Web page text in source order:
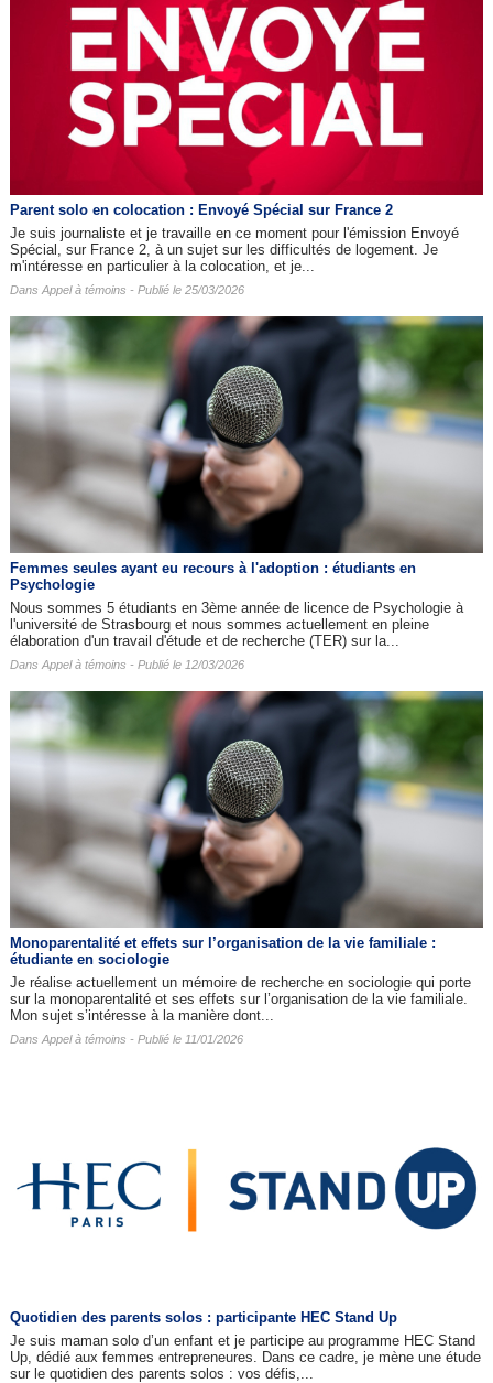
Parent solo en colocation : Envoyé Spécial sur France 2
Je suis journaliste et je travaille en ce moment pour l'émission Envoyé
Spécial, sur France 2, à un sujet sur les difficultés de logement. Je
m'intéresse en particulier à la colocation, et je...
Dans Appel à témoins - Publié le 25/03/2026
Femmes seules ayant eu recours à l'adoption : étudiants en
Psychologie
Nous sommes 5 étudiants en 3ème année de licence de Psychologie à
l'université de Strasbourg et nous sommes actuellement en pleine
élaboration d'un travail d'étude et de recherche (TER) sur la...
Dans Appel à témoins - Publié le 12/03/2026
Monoparentalité et effets sur l’organisation de la vie familiale :
étudiante en sociologie
Je réalise actuellement un mémoire de recherche en sociologie qui porte
sur la monoparentalité et ses effets sur l’organisation de la vie familiale.
Mon sujet s’intéresse à la manière dont...
Dans Appel à témoins - Publié le 11/01/2026
Quotidien des parents solos : participante HEC Stand Up
Je suis maman solo d’un enfant et je participe au programme HEC Stand
Up, dédié aux femmes entrepreneures. Dans ce cadre, je mène une étude
sur le quotidien des parents solos : vos défis,...